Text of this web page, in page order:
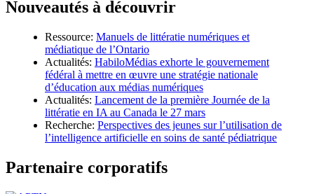
Nouveautés à découvrir
Ressource: Manuels de littératie numériques et
médiatique de l’Ontario
Actualités: HabiloMédias exhorte le gouvernement
fédéral à mettre en œuvre une stratégie nationale
d’éducation aux médias numériques
Actualités: Lancement de la première Journée de la
littératie en IA au Canada le 27 mars
Recherche: Perspectives des jeunes sur l’utilisation de
l’intelligence artificielle en soins de santé pédiatrique
Partenaire corporatifs